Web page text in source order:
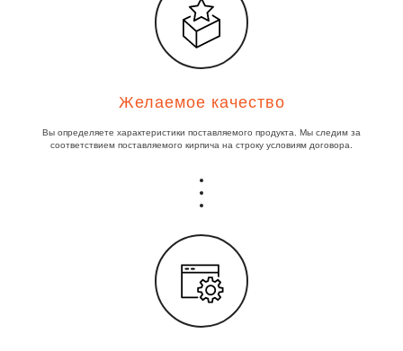
Желаемое качество
Вы определяете характеристики поставляемого продукта. Мы следим за
соответствием поставляемого кирпича на строку условиям договора.